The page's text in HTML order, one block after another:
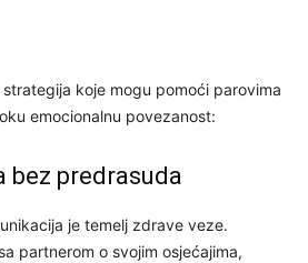
koje mogu pomoći parovima
emocionalnu povezanost:
bez predrasuda
je temelj zdrave veze.
partnerom o svojim osjećajima,